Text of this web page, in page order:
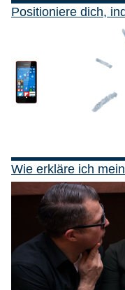
Positioniere dich,
Wie erkläre ich